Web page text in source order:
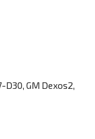
D30, GM Dexos2,